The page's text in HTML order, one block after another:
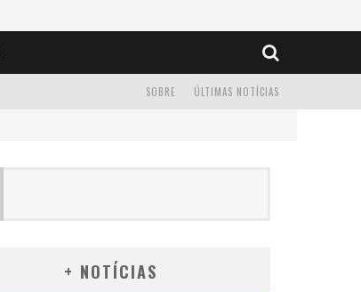
ÚLTIMAS NOTÍCIAS
SOBRE
+ NOTÍCIAS